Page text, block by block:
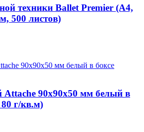
техники Ballet Premier (А4,
500 листов)
Attache 90x90x50 мм белый в
80 г/кв.м)